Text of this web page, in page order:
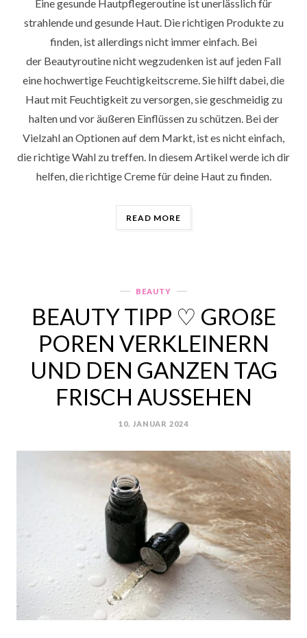
Eine gesunde Hautpflegeroutine ist unerlässlich für
strahlende und gesunde Haut. Die richtigen Produkte zu
finden, ist allerdings nicht immer einfach. Bei
der Beautyroutine nicht wegzudenken ist auf jeden Fall
eine hochwertige Feuchtigkeitscreme. Sie hilft dabei, die
Haut mit Feuchtigkeit zu versorgen, sie geschmeidig zu
halten und vor äußeren Einflüssen zu schützen. Bei der
Vielzahl an Optionen auf dem Markt, ist es nicht einfach,
die richtige Wahl zu treffen. In diesem Artikel werde ich dir
helfen, die richtige Creme für deine Haut zu finden.
READ MORE
FINDEST
FEUCHTIGKEITSCREME
DICH“
Categories
BEAUTY
BEAUTY TIPP ♡ GROßE
POREN VERKLEINERN
UND DEN GANZEN TAG
FRISCH AUSSEHEN
POSTED
10. JANUAR 2024